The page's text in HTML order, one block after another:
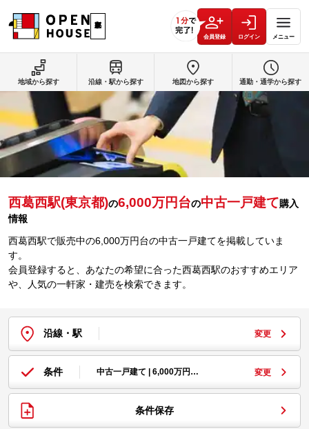
会員登録 ログイン メニュー
西葛西駅(東京都)の6,000万円台の中古一戸建て購入
情報
西葛西駅で販売中の6,000万円台の中古一戸建てを掲載していま
す。
会員登録すると、あなたの希望に合った西葛西駅のおすすめエリア
や、人気の一軒家・建売を検索できます。
沿線・駅 変更
条件 中古一戸建て | 6,000万円… 変更
条件保存
地域から探す 沿線・駅から探す 地図から探す 通勤・通学から探す